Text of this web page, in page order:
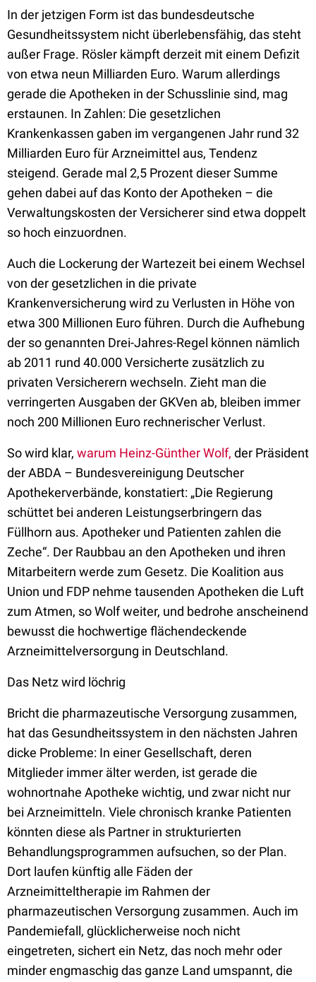
In der jetzigen Form ist das bundesdeutsche
Gesundheitssystem nicht überlebensfähig, das steht
außer Frage. Rösler kämpft derzeit mit einem Defizit
von etwa neun Milliarden Euro. Warum allerdings
gerade die Apotheken in der Schusslinie sind, mag
erstaunen. In Zahlen: Die gesetzlichen
Krankenkassen gaben im vergangenen Jahr rund 32
Milliarden Euro für Arzneimittel aus, Tendenz
steigend. Gerade mal 2,5 Prozent dieser Summe
gehen dabei auf das Konto der Apotheken – die
Verwaltungskosten der Versicherer sind etwa doppelt
so hoch einzuordnen.
Auch die Lockerung der Wartezeit bei einem Wechsel
von der gesetzlichen in die private
Krankenversicherung wird zu Verlusten in Höhe von
etwa 300 Millionen Euro führen. Durch die Aufhebung
der so genannten Drei-Jahres-Regel können nämlich
ab 2011 rund 40.000 Versicherte zusätzlich zu
privaten Versicherern wechseln. Zieht man die
verringerten Ausgaben der GKVen ab, bleiben immer
noch 200 Millionen Euro rechnerischer Verlust.
So wird klar, warum Heinz-Günther Wolf, der Präsident
der ABDA – Bundesvereinigung Deutscher
Apothekerverbände, konstatiert: „Die Regierung
schüttet bei anderen Leistungserbringern das
Füllhorn aus. Apotheker und Patienten zahlen die
Zeche“. Der Raubbau an den Apotheken und ihren
Mitarbeitern werde zum Gesetz. Die Koalition aus
Union und FDP nehme tausenden Apotheken die Luft
zum Atmen, so Wolf weiter, und bedrohe anscheinend
bewusst die hochwertige flächendeckende
Arzneimittelversorgung in Deutschland.
Das Netz wird löchrig
Bricht die pharmazeutische Versorgung zusammen,
hat das Gesundheitssystem in den nächsten Jahren
dicke Probleme: In einer Gesellschaft, deren
Mitglieder immer älter werden, ist gerade die
wohnortnahe Apotheke wichtig, und zwar nicht nur
bei Arzneimitteln. Viele chronisch kranke Patienten
könnten diese als Partner in strukturierten
Behandlungsprogrammen aufsuchen, so der Plan.
Dort laufen künftig alle Fäden der
Arzneimitteltherapie im Rahmen der
pharmazeutischen Versorgung zusammen. Auch im
Pandemiefall, glücklicherweise noch nicht
eingetreten, sichert ein Netz, das noch mehr oder
minder engmaschig das ganze Land umspannt, die